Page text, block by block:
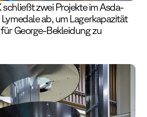
schließt zwei Projekte im Asda-
ab, um Lagerkapazität
George-Bekleidung zu